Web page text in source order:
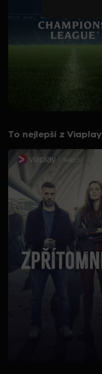
To nejlepší z Viaplay